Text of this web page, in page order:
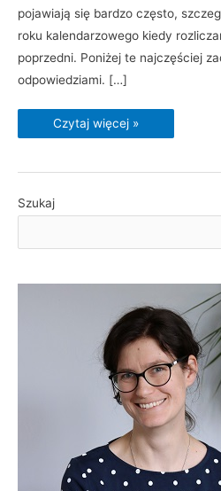
pojawiają się bardzo często,
roku kalendarzowego kiedy
poprzedni. Poniżej te najczęściej
odpowiedziami. […]
Czytaj więcej »
Szukaj